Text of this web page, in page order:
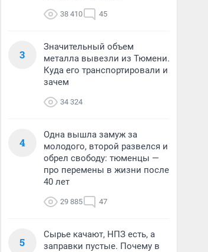
38 410 45
3
Значительный объем
металла вывезли из Тюмени.
Куда его транспортировали и
зачем
34 324
4
Одна вышла замуж за
молодого, второй развелся и
обрел свободу: тюменцы —
про перемены в жизни после
40 лет
29 885 47
5
Сырье качают, НПЗ есть, а
заправки пустые. Почему в